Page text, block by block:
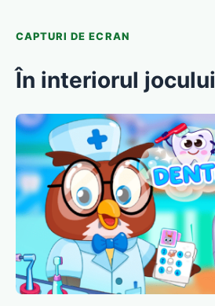
CAPTURI DE ECRAN
În interiorul jocului